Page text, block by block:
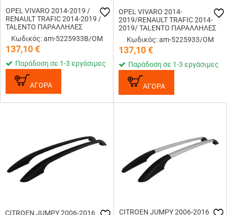
OPEL VIVARO 2014-2019 /
RENAULT TRAFIC 2014-2019 /
TALENTO ΠΑΡΑΛΛΗΛΕΣ
ΜΠΑΡΕΣ ΟΡΟΦΗΣ
ΑΛΟΥΜΙΝΙΟΥ ΜΑΥΡΕΣ SOLID L1
OMTEC - 2 TEM.
Κωδικός: am-5225933B/OM
137,10€
Παράδοση σε 1-3 εργάσιμες
ΑΓΟΡΑ
OPEL VIVARO 2014-
2019/RENAULT TRAFIC 2014-
2019/ TALENTO ΠΑΡΑΛΛΗΛΕΣ
ΜΠΑΡΕΣ ΟΡΟΦΗΣ ΑΛΟΥΜΙΝΙΟΥ
SOLID L1 ΑΣΗΜΙ OMTEC - 2
TEM.
Κωδικός: am-5225933/OM
137,10€
Παράδοση σε 1-3 εργάσιμες
ΑΓΟΡΑ
CITROEN JUMPY 2006-2016
CITROEN JUMPY 2006-2016